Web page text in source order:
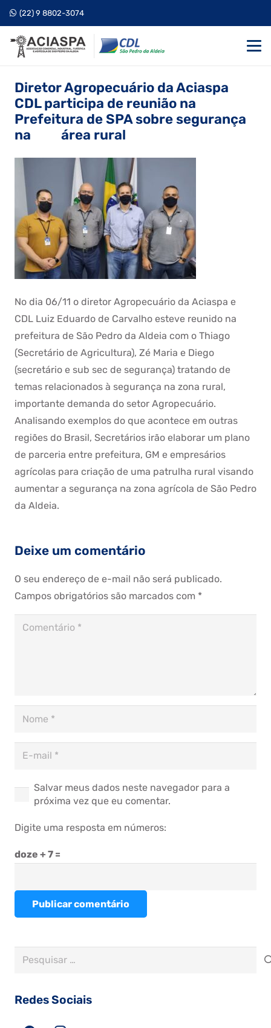
(22) 9 8802-3074
Diretor Agropecuário da Aciaspa
CDL participa de reunião na
Prefeitura de SPA sobre segurança
na área rural
No dia 06/11 o diretor Agropecuário da Aciaspa e
CDL Luiz Eduardo de Carvalho esteve reunido na
prefeitura de São Pedro da Aldeia com o Thiago
(Secretário de Agricultura), Zé Maria e Diego
(secretário e sub sec de segurança) tratando de
temas relacionados à segurança na zona rural,
importante demanda do setor Agropecuário.
Analisando exemplos do que acontece em outras
regiões do Brasil, Secretários irão elaborar um plano
de parceria entre prefeitura, GM e empresários
agrícolas para criação de uma patrulha rural visando
aumentar a segurança na zona agrícola de São Pedro
da Aldeia.
Deixe um comentário
O seu endereço de e-mail não será publicado.
Campos obrigatórios são marcados com *
Salvar meus dados neste navegador para a
próxima vez que eu comentar.
Digite uma resposta em números:
doze + 7 =
Publicar comentário
Pesquisar
Redes Sociais